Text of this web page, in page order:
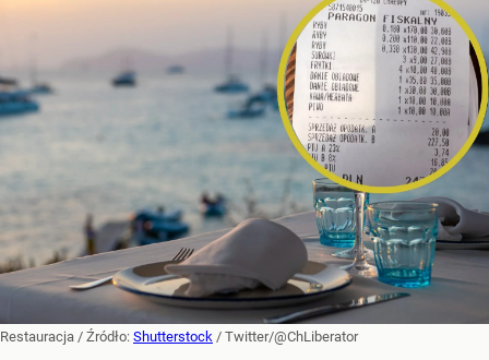
Restauracja / Źródło: Shutterstock / Twitter/@ChLiberator